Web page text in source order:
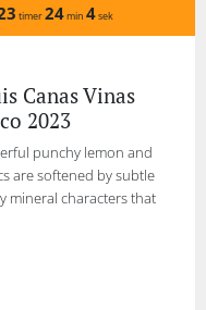
timer24min 4sek
Canas Vinas
2023
punchy lemon and
are softened by subtle
mineral characters that